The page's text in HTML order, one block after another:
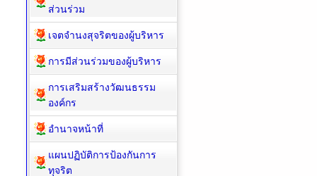
ส่วนร่วม
เจตจำนงสุจริตของผู้บริหาร
การมีส่วนร่วมของผู้บริหาร
การเสริมสร้างวัฒนธรรม
องค์กร
อำนาจหน้าที่
แผนปฏิบัติการป้องกันการ
ทุจริต